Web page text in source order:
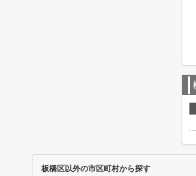
板橋区以外の市区町村から探す